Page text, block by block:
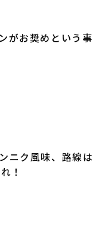
がお奨めという事
ニク風味、路線は
！